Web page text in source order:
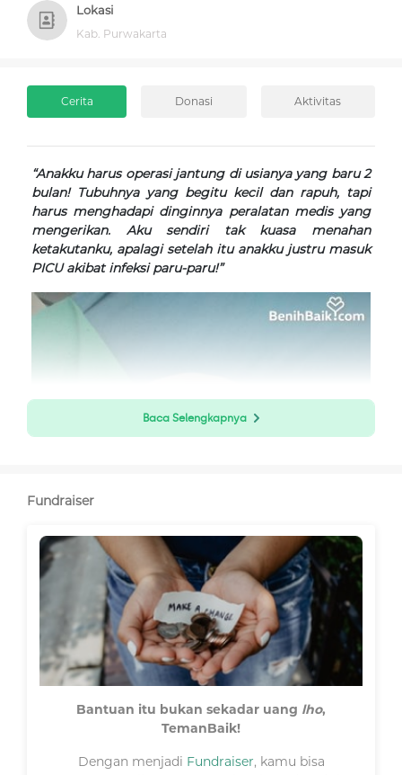
Lokasi
Kab. Purwakarta
Cerita Donasi Aktivitas
“Anakku harus operasi jantung di usianya yang baru 2
bulan! Tubuhnya yang begitu kecil dan rapuh, tapi
harus menghadapi dinginnya peralatan medis yang
mengerikan. Aku sendiri tak kuasa menahan
ketakutanku, apalagi setelah itu anakku justru masuk
PICU akibat infeksi paru-paru!”
Baca Selengkapnya
Fundraiser
Bantuan itu bukan sekadar uang lho,
TemanBaik!
Dengan menjadi Fundraiser, kamu bisa